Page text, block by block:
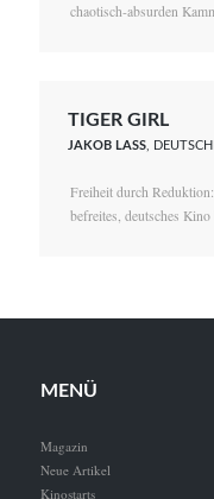
chaotisch-absurden
TIGER GIRL
JAKOB LASS ,
Freiheit durch
befreites, deutsches Kino
MENÜ
Magazin
Neue Artikel
Kinostarts